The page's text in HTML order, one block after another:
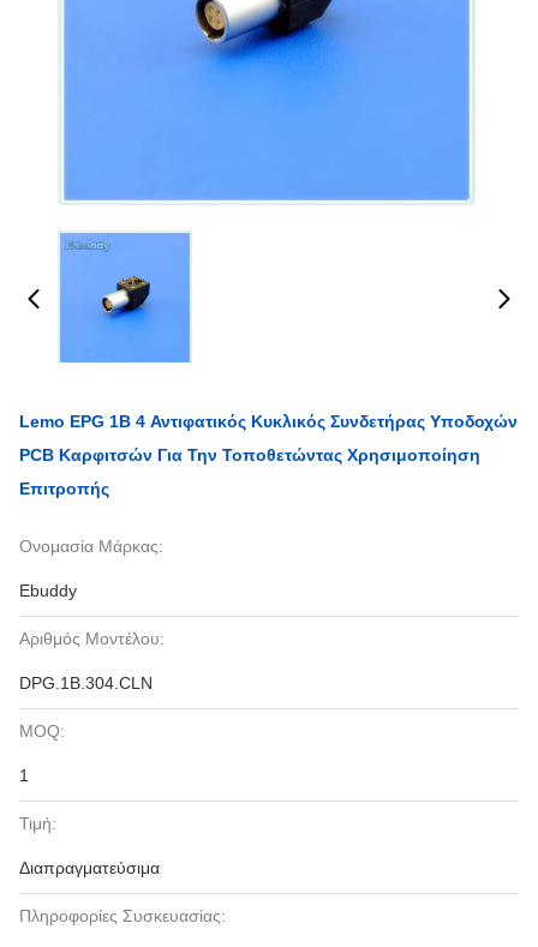
Lemo EPG 1B 4 Αντιφατικός Κυκλικός Συνδετήρας Υποδοχών
PCB Καρφιτσών Για Την Τοποθετώντας Χρησιμοποίηση
Επιτροπής
Ονομασία Μάρκας:
Ebuddy
Αριθμός Μοντέλου:
DPG.1B.304.CLN
MOQ:
1
Τιμή:
Διαπραγματεύσιμα
Πληροφορίες Συσκευασίας: